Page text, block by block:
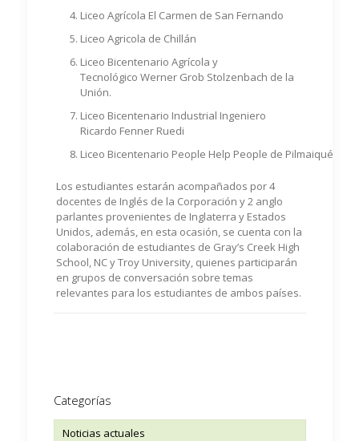
Liceo Agrícola El Carmen de San Fernando
Liceo Agricola de Chillán
Liceo Bicentenario Agrícola y
Tecnológico Werner Grob Stolzenbach de la
Unión.
Liceo Bicentenario Industrial Ingeniero
Ricardo Fenner Ruedi
Liceo Bicentenario People Help People de Pilmaiquén
Los estudiantes estarán acompañados por 4
docentes de Inglés de la Corporación y 2 anglo
parlantes provenientes de Inglaterra y Estados
Unidos, además, en esta ocasión, se cuenta con la
colaboración de estudiantes de Gray’s Creek High
School, NC y Troy University, quienes participarán
en grupos de conversación sobre temas
relevantes para los estudiantes de ambos países.
Categorías
Noticias actuales